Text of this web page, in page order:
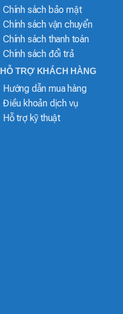
Chính sách bảo mật
Chính sách vận chuyển
Chính sách thanh toán
Chính sách đổi trả
HỖ TRỢ KHÁCH HÀNG
Hướng dẫn mua hàng
Điều khoản dịch vụ
Hỗ trợ kỹ thuật